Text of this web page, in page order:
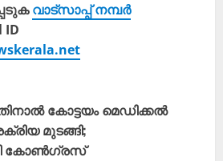
വാട്സാപ്പ് നമ്പർ
ID
കോട്ടയം മെഡിക്കൽ
മുടങ്ങി;
കോൺഗ്രസ്